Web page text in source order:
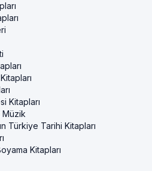
Kitapları
Müzik
Türkiye Tarihi Kitapları
Kitapları